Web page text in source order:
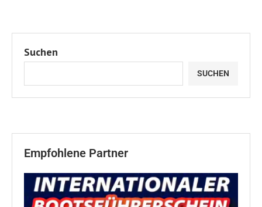
Suchen
SUCHEN
Empfohlene Partner